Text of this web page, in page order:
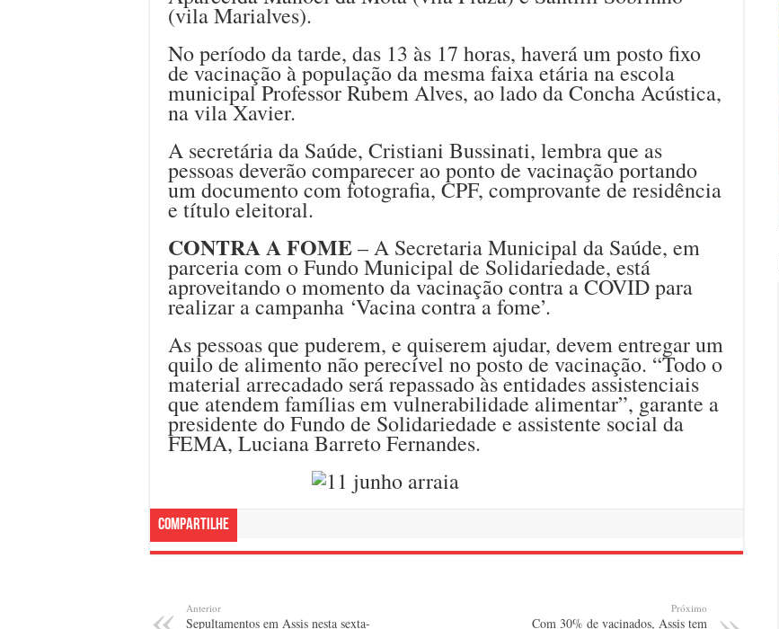
(vila Marialves).
No período da tarde, das 13 às 17 horas, haverá um posto fixo
de vacinação à população da mesma faixa etária na escola
municipal Professor Rubem Alves, ao lado da Concha Acústica,
na vila Xavier.
A secretária da Saúde, Cristiani Bussinati, lembra que as
pessoas deverão comparecer ao ponto de vacinação portando
um documento com fotografia, CPF, comprovante de residência
e título eleitoral.
CONTRA A FOME– A Secretaria Municipal da Saúde, em
parceria com o Fundo Municipal de Solidariedade, está
aproveitando o momento da vacinação contra a COVID para
realizar a campanha ‘Vacina contra a fome’.
As pessoas que puderem, e quiserem ajudar, devem entregar um
quilo de alimento não perecível no posto de vacinação. “Todo o
material arrecadado será repassado às entidades assistenciais
que atendem famílias em vulnerabilidade alimentar”, garante a
presidente do Fundo de Solidariedade e assistente social da
FEMA, Luciana Barreto Fernandes.
Compartilhe
Anterior
Sepultamentos em Assis nesta sexta-
Próximo
Com 30% de vacinados, Assis tem